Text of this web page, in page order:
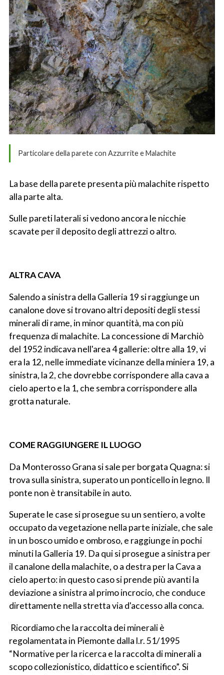
Particolare della parete con Azzurrite e Malachite
La base della parete presenta più malachite rispetto
alla parte alta.
Sulle pareti laterali si vedono ancora le nicchie
scavate per il deposito degli attrezzi o altro.
ALTRA CAVA
Salendo a sinistra della Galleria 19 si raggiunge un
canalone dove si trovano altri depositi degli stessi
minerali di rame, in minor quantità, ma con più
frequenza di malachite. La concessione di Marchiò
del 1952 indicava nell'area 4 gallerie: oltre alla 19, vi
era la 12, nelle immediate vicinanze della miniera 19, a
sinistra, la 2, che dovrebbe corrispondere alla cava a
cielo aperto e la 1, che sembra corrispondere alla
grotta naturale.
COME RAGGIUNGERE IL LUOGO
Da Monterosso Grana si sale per borgata Quagna: si
trova sulla sinistra, superato un ponticello in legno. Il
ponte non è transitabile in auto.
Superate le case si prosegue su un sentiero, a volte
occupato da vegetazione nella parte iniziale, che sale
in un bosco umido e ombroso, e raggiunge in pochi
minuti la Galleria 19. Da qui si prosegue a sinistra per
il canalone della malachite, o a destra per la Cava a
cielo aperto: in questo caso si prende più avanti la
deviazione a sinistra al primo incrocio, che conduce
direttamente nella stretta via d'accesso alla conca.
Ricordiamo che la raccolta dei minerali è
regolamentata in Piemonte dalla l.r. 51/1995
“Normative per la ricerca e la raccolta di minerali a
scopo collezionistico, didattico e scientifico”. Si